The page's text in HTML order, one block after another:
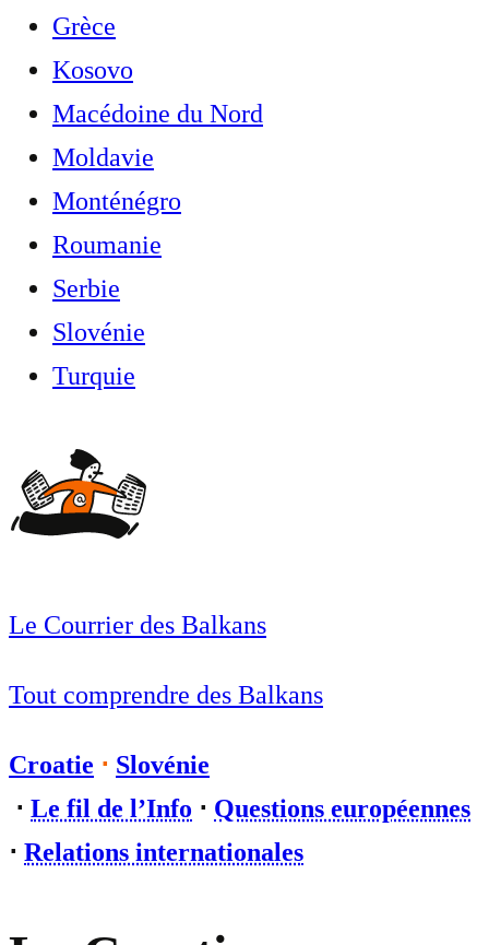
Grèce
Kosovo
Macédoine du Nord
Moldavie
Monténégro
Roumanie
Serbie
Slovénie
Turquie
Le Courrier des Balkans
Tout comprendre des Balkans
Croatie ⋅ Slovénie
⋅ Le fil de l’Info ⋅ Questions européennes
⋅ Relations internationales